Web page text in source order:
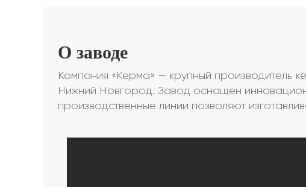
О заводе
Компания «Керма» — крупный производитель
Нижний Новгород. Завод оснащен
производственные линии позволяют